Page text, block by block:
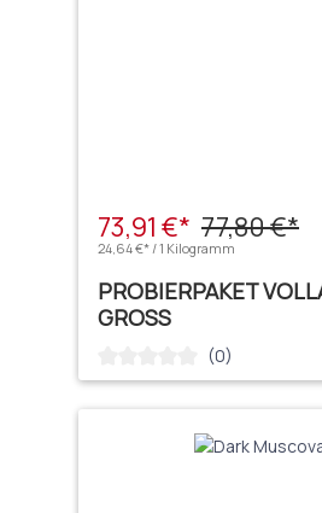
73,91 €* 77,80 €*
24,64 €* / 1 Kilogramm
PROBIERPAKET
GROSS
Durchschnittliche
(0)